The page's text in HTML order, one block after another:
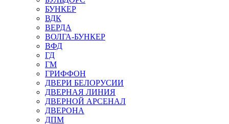
БУНКЕР
ВДК
ВЕРДА
ВОЛГА-БУНКЕР
ВФД
ГД
ГМ
ГРИФФОН
ДВЕРИ БЕЛОРУСИИ
ДВЕРНАЯ ЛИНИЯ
ДВЕРНОЙ АРСЕНАЛ
ДВЕРОНА
ДПМ